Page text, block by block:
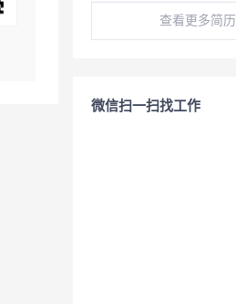
查看更多简历
微信扫一扫找工作